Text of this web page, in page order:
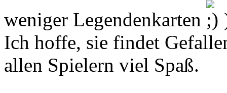
weniger Legendenkarten
Ich hoffe, sie findet
allen Spielern viel Spaß.